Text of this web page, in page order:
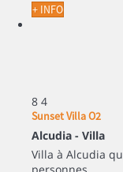
+ INFO
8 4
Sunset Villa O2
Alcudia - Villa
Villa à Alcudia